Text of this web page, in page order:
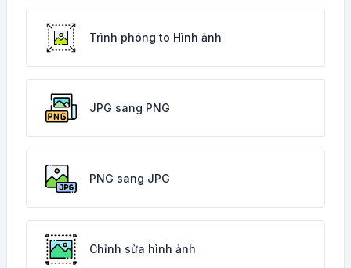
Trình phóng to Hình ảnh
JPG sang PNG
PNG sang JPG
Chỉnh sửa hình ảnh